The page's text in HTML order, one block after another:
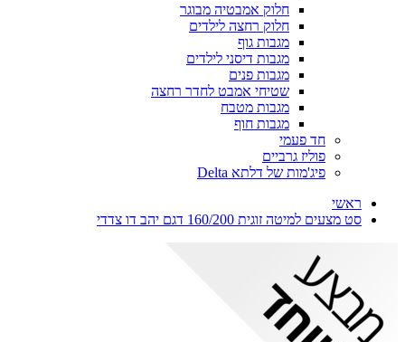
חלוק אמבטיה מבוגר
חלוק רחצה לילדים
מגבות גוף
מגבות דיסני לילדים
מגבות פנים
שטיחי אמבט לחדר רחצה
מגבות מטבח
מגבות חוף
חד פעמי
פוליז גרביים
פיג'מות של דלתא Delta
ראשי
סט מצעים למיטה זוגית 160/200 דגם יהב דו צדדי